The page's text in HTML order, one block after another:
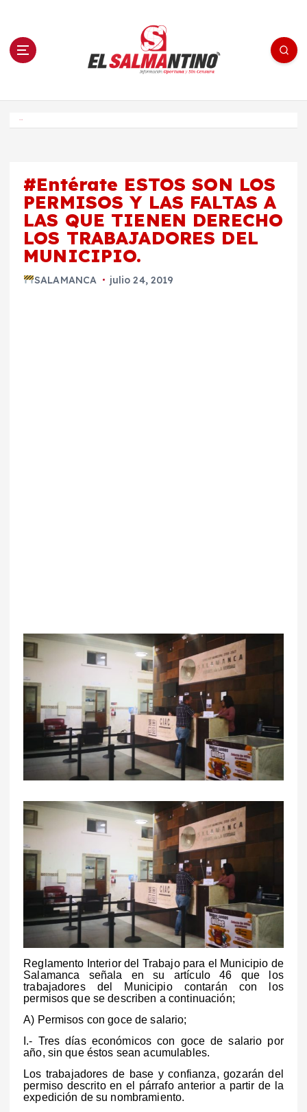
n El Salmantino - medios/noticias/editorial
#Entérate ESTOS SON LOS
PERMISOS Y LAS FALTAS A
LAS QUE TIENEN DERECHO
LOS TRABAJADORES DEL
MUNICIPIO.
SALAMANCA julio 24, 2019
Reglamento Interior del Trabajo para el Municipio de
Salamanca señala en su artículo 46 que los
trabajadores del Municipio contarán con los
permisos que se describen a continuación;
A) Permisos con goce de salario;
I.- Tres días económicos con goce de salario por
año, sin que éstos sean acumulables.
Los trabajadores de base y confianza, gozarán del
permiso descrito en el párrafo anterior a partir de la
expedición de su nombramiento.